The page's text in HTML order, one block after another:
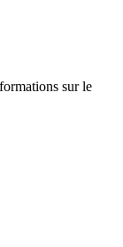
sur le